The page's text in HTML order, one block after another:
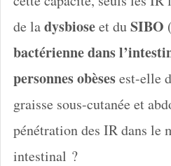
de ladysbioseet duSIBO (
bactérienne dans
personnes obèsesest-elle
graisse sous-cutanée et
pénétration des IR dans le
intestinal ?